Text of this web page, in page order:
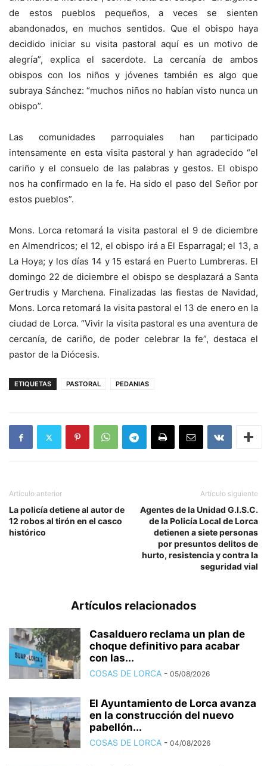
de estos pueblos pequeños, a veces se sienten
abandonados, en muchos sentidos. Que el obispo haya
decidido iniciar su visita pastoral aquí es un motivo de
alegría”, explica el sacerdote. La cercanía de ambos
obispos con los niños y jóvenes también es algo que
subraya Sánchez: “muchos niños no habían visto nunca un
obispo”.
Las comunidades parroquiales han participado
intensamente en esta visita pastoral y han agradecido “el
cariño y el consuelo de las palabras y gestos. El obispo
nos ha confirmado en la fe. Ha sido el paso del Señor por
estos pueblos”.
Mons. Lorca retomará la visita pastoral el 9 de diciembre
en Almendricos; el 12, el obispo irá a El Esparragal; el 13, a
La Hoya; y los días 14 y 15 estará en Puerto Lumbreras. El
domingo 22 de diciembre el obispo se desplazará a Santa
Gertrudis y Marchena. Finalizadas las fiestas de Navidad,
Mons. Lorca retomará la visita pastoral el 13 de enero en la
ciudad de Lorca. “Vivir la visita pastoral es una aventura de
cercanía, de cariño, de poder celebrar la fe”, destaca el
pastor de la Diócesis.
ETIQUETAS PASTORAL PEDANIAS
Artículo anterior
La policía detiene al autor de
12 robos al tirón en el casco
histórico
Artículo siguiente
Agentes de la Unidad G.I.S.C.
de la Policía Local de Lorca
detienen a siete personas
por presuntos delitos de
hurto, resistencia y contra la
seguridad vial
Artículos relacionados
Casalduero reclama un plan de
choque definitivo para acabar
con las...
COSAS DE LORCA - 05/08/2026
El Ayuntamiento de Lorca avanza
en la construcción del nuevo
pabellón...
COSAS DE LORCA - 04/08/2026